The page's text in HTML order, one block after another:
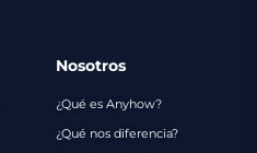
Nosotros
¿Qué es Anyhow?
¿Qué nos diferencia?